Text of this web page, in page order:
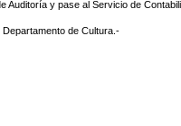
Auditoría y pase al Servicio de
de Cultura.-